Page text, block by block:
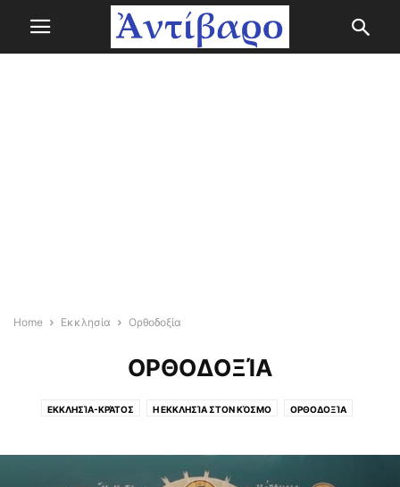
Home Εκκλησία Ορθοδοξία
ΟΡΘΟΔΟΞΊΑ
ΕΚΚΛΗΣΊΑ-ΚΡΆΤΟΣ Η ΕΚΚΛΗΣΊΑ ΣΤΟΝ ΚΌΣΜΟ ΟΡΘΟΔΟΞΊΑ